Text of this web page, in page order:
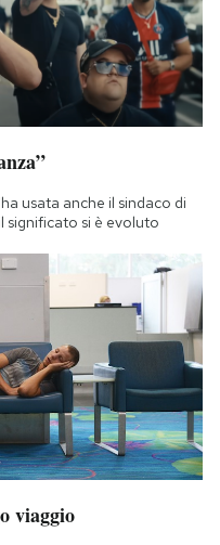
usata anche il sindaco di
significato si è evoluto
viaggio